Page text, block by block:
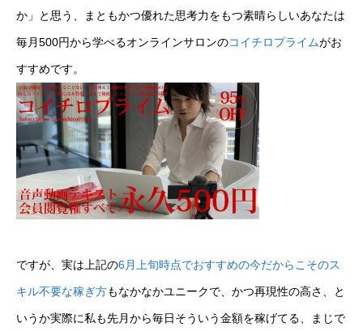
か」と思う、まともかつ優れた思考力をもつ素晴らしいあなたは
毎月500円から学べるオンラインサロンのコイチロプライムがお
すすめです。
ですが、実は上記の6月上旬時点でおすすめの今だからこそのス
キル不要な稼ぎ方もなかなかユニークで、かつ再現性の高さ、と
いうか実際に私も先月から毎日そういう金額を稼げてる、まじで